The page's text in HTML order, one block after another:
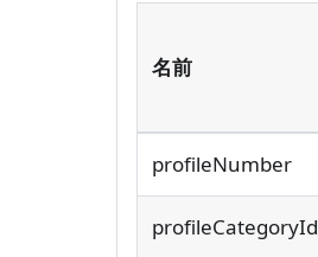
名前
profileNumber
profileCategoryId